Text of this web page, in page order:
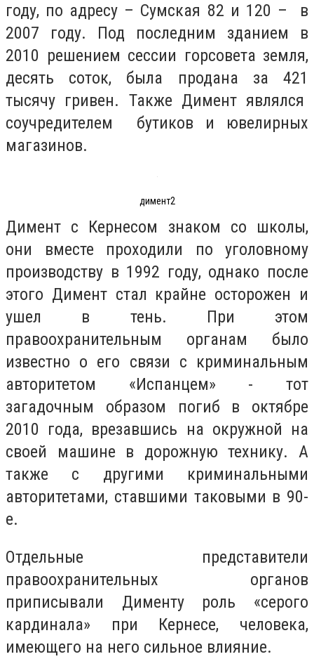
году, по адресу – Сумская 82 и 120 – в
2007 году. Под последним зданием в
2010 решением сессии горсовета земля,
десять соток, была продана за 421
тысячу гривен. Также Димент являлся
соучредителем бутиков и ювелирных
магазинов.
димент2
Димент с Кернесом знаком со школы,
они вместе проходили по уголовному
производству в 1992 году, однако после
этого Димент стал крайне осторожен и
ушел в тень. При этом
правоохранительным органам было
известно о его связи с криминальным
авторитетом «Испанцем» - тот
загадочным образом погиб в октябре
2010 года, врезавшись на окружной на
своей машине в дорожную технику. А
также с другими криминальными
авторитетами, ставшими таковыми в 90-
е.
Отдельные представители
правоохранительных органов
приписывали Дименту роль «серого
кардинала» при Кернесе, человека,
имеющего на него сильное влияние.